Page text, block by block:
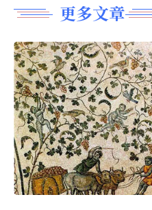
更多文章